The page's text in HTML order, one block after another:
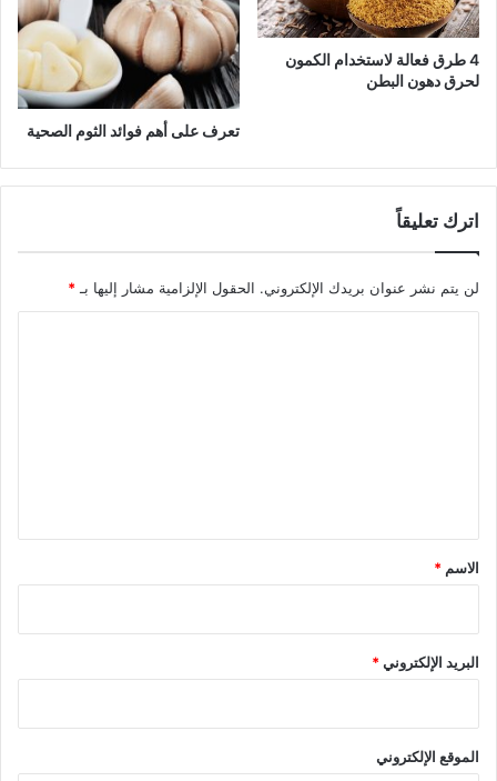
4 طرق فعالة لاستخدام الكمون
لحرق دهون البطن
تعرف على أهم فوائد الثوم الصحية
اترك تعليقاً
لن يتم نشر عنوان بريدك الإلكتروني. الحقول الإلزامية مشار إليها بـ *
*
الاسم *
البريد الإلكتروني*
الموقع الإلكتروني